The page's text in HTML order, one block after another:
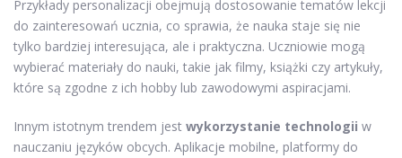
Przykłady personalizacji obejmują dostosowanie tematów lekcji
do zainteresowań ucznia, co sprawia, że nauka staje się nie
tylko bardziej interesująca, ale i praktyczna. Uczniowie mogą
wybierać materiały do nauki, takie jak filmy, książki czy artykuły,
które są zgodne z ich hobby lub zawodowymi aspiracjami.
Innym istotnym trendem jest wykorzystanie technologii w
nauczaniu języków obcych. Aplikacje mobilne, platformy do